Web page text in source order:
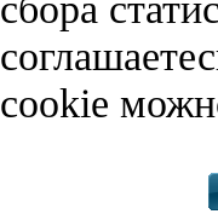
cookie